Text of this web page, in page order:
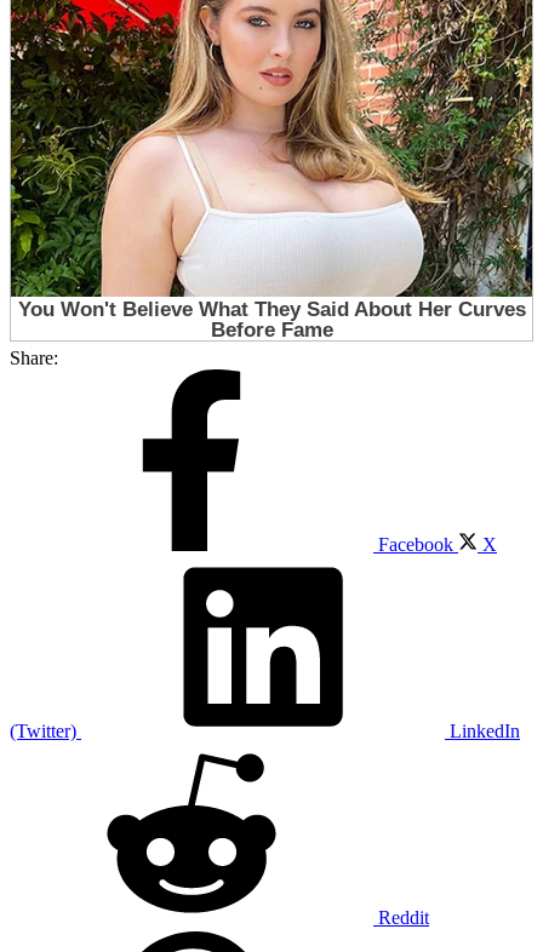
Share:
Facebook X
(Twitter) LinkedIn
Reddit